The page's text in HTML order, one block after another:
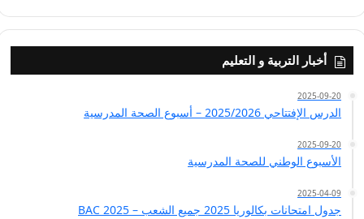
أخبار التربية و التعليم
2025-09-20
الدرس الإفتتاحي 2025/2026 – أسبوع الصحة المدرسية
2025-09-20
الأسبوع الوطني للصحة المدرسية
2025-04-09
جدول امتحانات بكالوريا 2025 جميع الشعب – BAC 2025